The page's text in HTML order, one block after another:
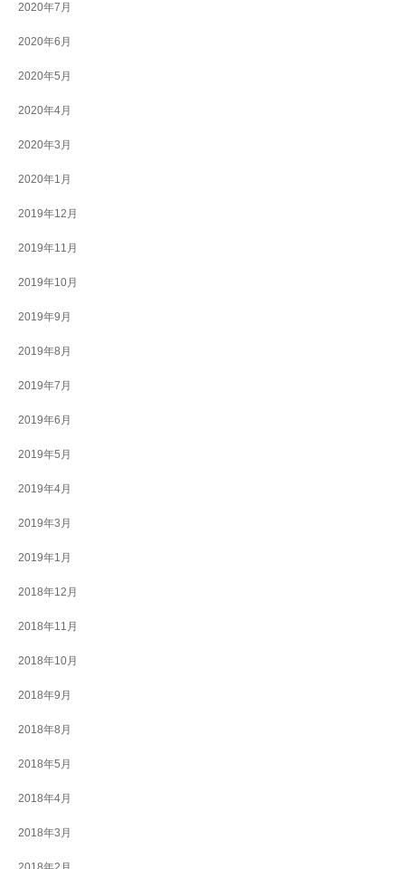
2020年7月
2020年6月
2020年5月
2020年4月
2020年3月
2020年1月
2019年12月
2019年11月
2019年10月
2019年9月
2019年8月
2019年7月
2019年6月
2019年5月
2019年4月
2019年3月
2019年1月
2018年12月
2018年11月
2018年10月
2018年9月
2018年8月
2018年5月
2018年4月
2018年3月